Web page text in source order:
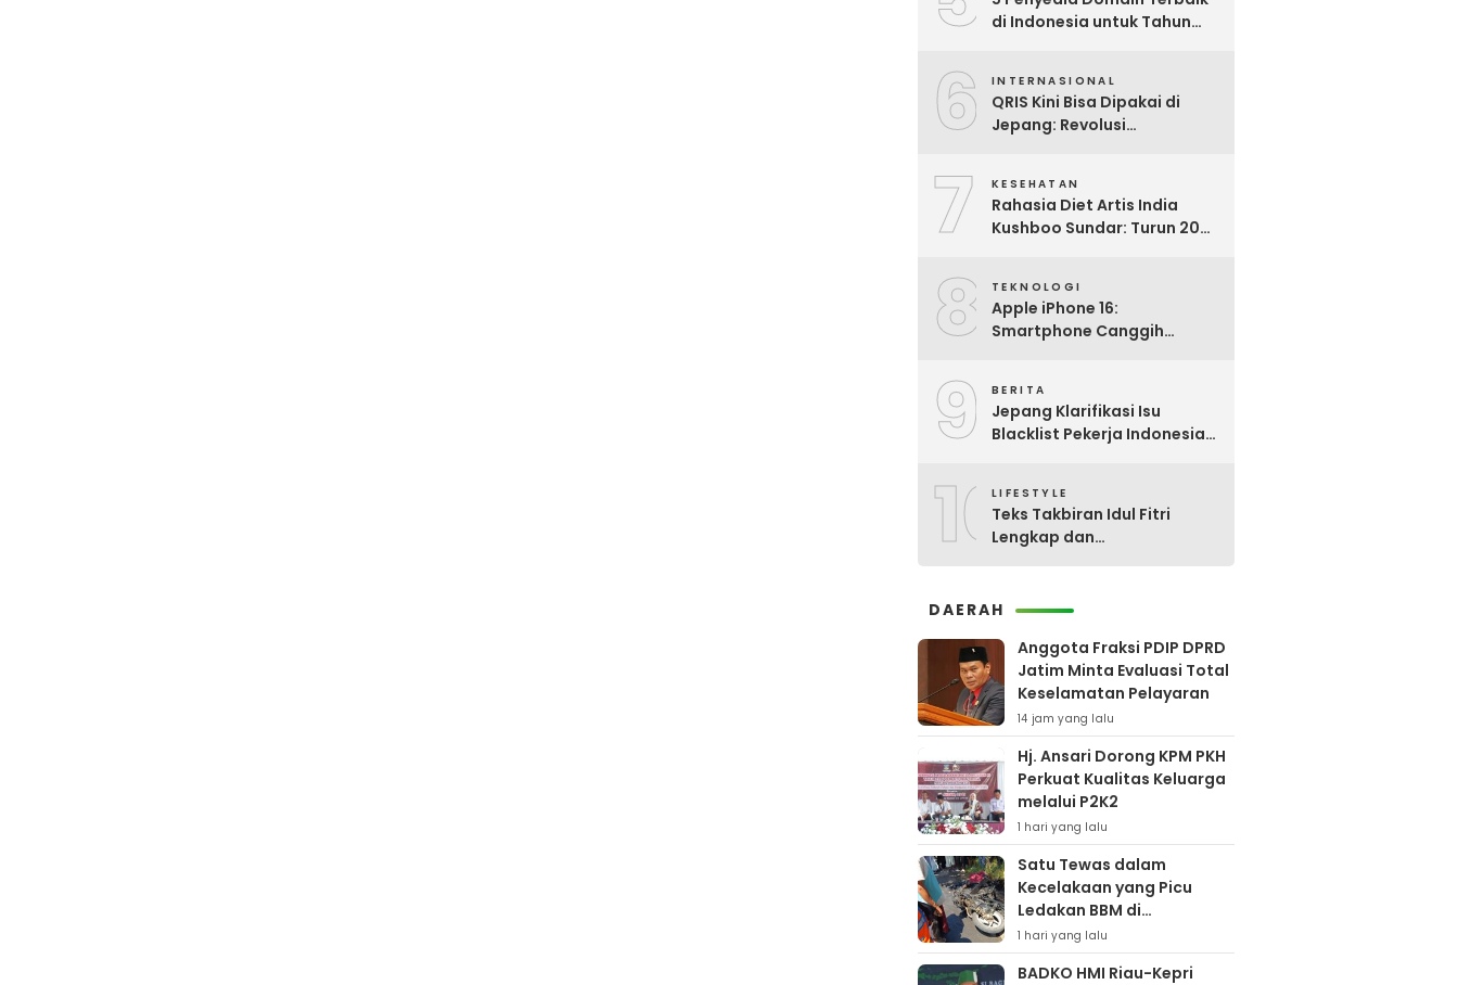
di Indonesia untuk Tahun
6 INTERNASIONAL
QRIS Kini Bisa Dipakai di
Jepang: Revolusi
7 KESEHATAN
Rahasia Diet Artis India
Kushboo Sundar: Turun 20
8 TEKNOLOGI
Apple iPhone 16:
Smartphone Canggih
9 BERITA
Jepang Klarifikasi Isu
Blacklist Pekerja Indonesia,
10LIFESTYLE
Teks Takbiran Idul Fitri
Lengkap dan
DAERAH
Anggota Fraksi PDIP DPRD
Jatim Minta Evaluasi Total
Keselamatan Pelayaran
14 jam yang lalu
Hj. Ansari Dorong KPM PKH
Perkuat Kualitas Keluarga
melalui P2K2
1 hari yang lalu
Satu Tewas dalam
Kecelakaan yang Picu
Ledakan BBM di
Pamekasan
1 hari yang lalu
BADKO HMI Riau-Kepri